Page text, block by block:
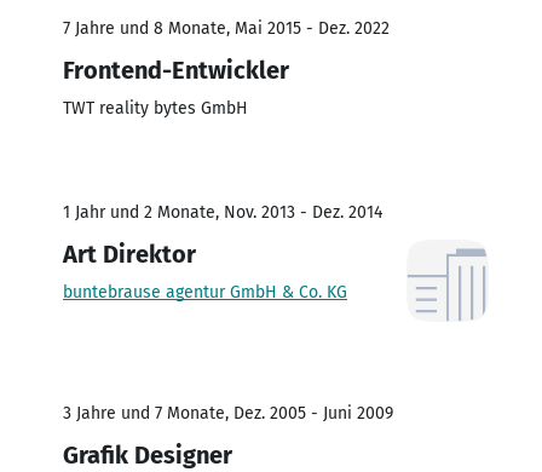
7 Jahre und 8 Monate, Mai 2015 - Dez. 2022
Frontend-Entwickler
TWT reality bytes GmbH
1 Jahr und 2 Monate, Nov. 2013 - Dez. 2014
Art Direktor
buntebrause agentur GmbH & Co. KG
3 Jahre und 7 Monate, Dez. 2005 - Juni 2009
Grafik Designer